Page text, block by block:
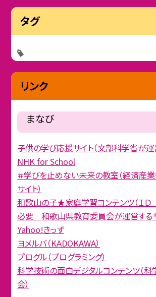
タグ
リンク
まなび
子供の学び応援サイト（文部科学省が運
NHK for School
＃学びを止めない未来の教室（経済産
サイト）
和歌山の子★家庭学習コンテンツ（Ｉ
必要 和歌山県教育委員会が運営するサ
Yahoo!きっず
ヨメルバ（KADOKAWA）
プログル（プログラミング）
科学技術の面白デジタルコンテンツ（
会）